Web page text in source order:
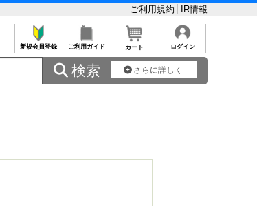
ご利用規約 IR情報
新規会員登録 ご利用ガイド カート ログイン
 検索 さらに詳しく